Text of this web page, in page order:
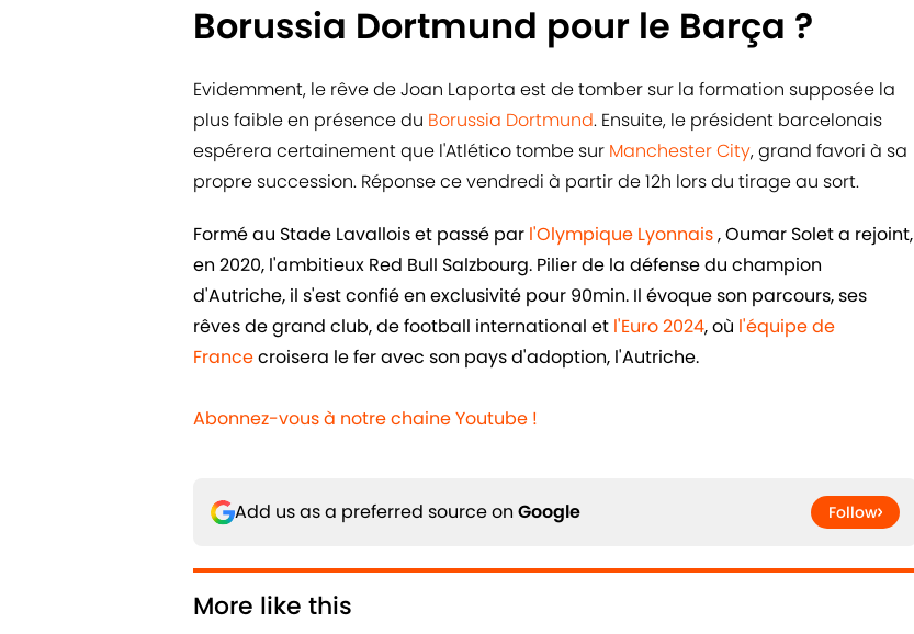
Borussia Dortmund pour le Barça ?
Evidemment, le rêve de Joan Laporta est de tomber sur la formation supposée la
plus faible en présence du Borussia Dortmund. Ensuite, le président barcelonais
espérera certainement que l'Atlético tombe sur Manchester City, grand favori à sa
propre succession. Réponse ce vendredi à partir de 12h lors du tirage au sort.
Formé au Stade Lavallois et passé par l'Olympique Lyonnais, Oumar Solet a rejoint,
en 2020, l'ambitieux Red Bull Salzbourg. Pilier de la défense du champion
d'Autriche, il s'est confié en exclusivité pour 90min. Il évoque son parcours, ses
rêves de grand club, de football international et l'Euro 2024, où l'équipe de
Francecroisera le fer avec son pays d'adoption, l'Autriche.
Abonnez-vous à notre chaine Youtube !
Add us as a preferred source on Google Follow
More like this